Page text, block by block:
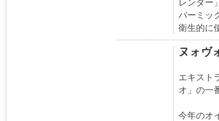
レンダー
バーミッ
衛生的に
ヌォヴ
エキスト
オ」の一
今年のオ